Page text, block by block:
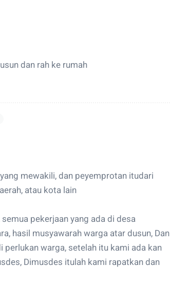
dan rah ke rumah
mewakili, dan peyemprotan itudari
atau kota lain
pekerjaan yang ada di desa
hasil musyawarah warga atar dusun, Dan
warga, setelah itu kami ada kan
Dimusdes itulah kami rapatkan dan